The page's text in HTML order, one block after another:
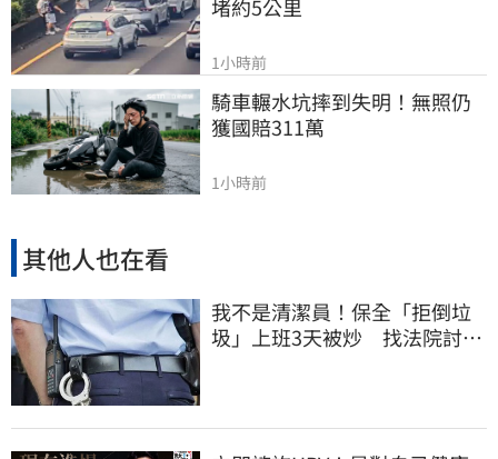
堵約5公里
1小時前
騎車輾水坑摔到失明！無照仍
獲國賠311萬
1小時前
其他人也在看
我不是清潔員！保全「拒倒垃
圾」上班3天被炒 找法院討公